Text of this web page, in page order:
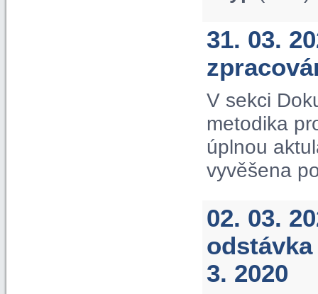
31. 03.
V sekci
metodika
úplnou
vyvěšena
02. 03.
3. 2020